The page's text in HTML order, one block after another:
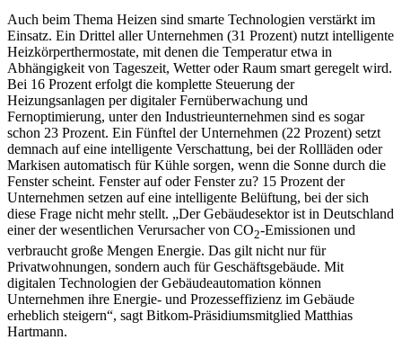
Auch beim Thema Heizen sind smarte Technologien verstärkt im
Einsatz. Ein Drittel aller Unternehmen (31 Prozent) nutzt intelligente
Heizkörperthermostate, mit denen die Temperatur etwa in
Abhängigkeit von Tageszeit, Wetter oder Raum smart geregelt wird.
Bei 16 Prozent erfolgt die komplette Steuerung der
Heizungsanlagen per digitaler Fernüberwachung und
Fernoptimierung, unter den Industrieunternehmen sind es sogar
schon 23 Prozent. Ein Fünftel der Unternehmen (22 Prozent) setzt
demnach auf eine intelligente Verschattung, bei der Rollläden oder
Markisen automatisch für Kühle sorgen, wenn die Sonne durch die
Fenster scheint. Fenster auf oder Fenster zu? 15 Prozent der
Unternehmen setzen auf eine intelligente Belüftung, bei der sich
diese Frage nicht mehr stellt. „Der Gebäudesektor ist in Deutschland
einer der wesentlichen Verursacher von CO2-Emissionen und
verbraucht große Mengen Energie. Das gilt nicht nur für
Privatwohnungen, sondern auch für Geschäftsgebäude. Mit
digitalen Technologien der Gebäudeautomation können
Unternehmen ihre Energie- und Prozesseffizienz im Gebäude
erheblich steigern“, sagt Bitkom-Präsidiumsmitglied Matthias
Hartmann.